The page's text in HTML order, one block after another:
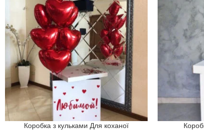
Коробка з кульками Для коханої